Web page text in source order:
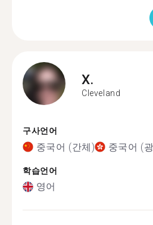
X.
Cleveland
구사언어
중국어 (간체) 중국어 (
학습언어
영어